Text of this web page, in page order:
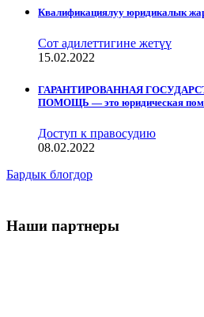
Квалификациялуу юридикалык
Сот адилеттигине жетүү
15.02.2022
ГАРАНТИРОВАННАЯ
ПОМОЩЬ — это юридическая
Доступ к правосудию
08.02.2022
Бардык блогдор
Наши партнеры